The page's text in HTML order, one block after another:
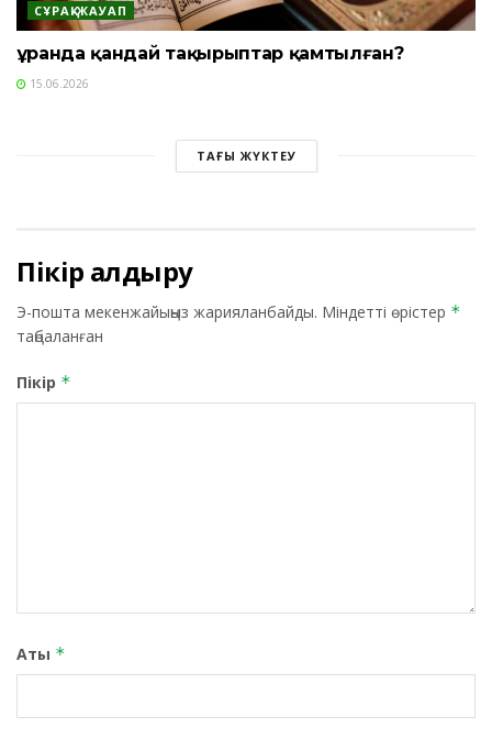
СҰРАҚ-ЖАУАП
Құранда қандай тақырыптар қамтылған?
15.06.2026
ТАҒЫ ЖҮКТЕУ
Пікір қалдыру
Э-пошта мекенжайыңыз жарияланбайды. Міндетті өрістер *
таңбаланған
Пікір *
Аты *